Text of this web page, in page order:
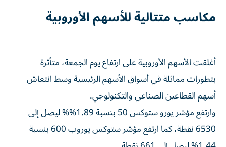
مكاسب متتالية للأسهم الأوروبية
أغلقت الأسهم الأوروبية على ارتفاع يوم الجمعة، متأثرة
بتطورات مماثلة في أسواق الأسهم الرئيسية وسط انتعاش
أسهم القطاعين الصناعي والتكنولوجي.
وارتفع مؤشر يورو ستوكس 50 بنسبة 1.89%% ليصل إلى
6530 نقطة، كما ارتفع مؤشر ستوكس يوروب 600 بنسبة